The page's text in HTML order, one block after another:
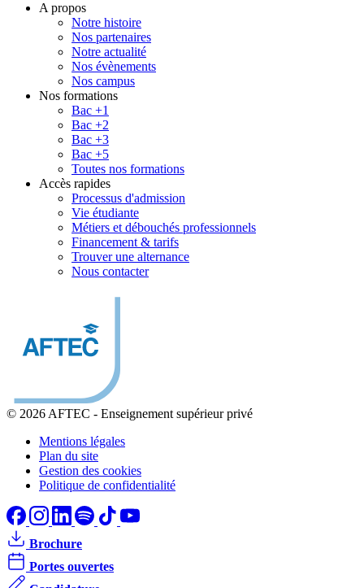
A propos
Notre histoire
Nos partenaires
Notre actualité
Nos évènements
Nos campus
Nos formations
Bac +1
Bac +2
Bac +3
Bac +5
Toutes nos formations
Accès rapides
Processus d'admission
Vie étudiante
Métiers et débouchés professionnels
Financement & tarifs
Trouver une alternance
Nous contacter
© 2026 AFTEC - Enseignement supérieur privé
Mentions légales
Plan du site
Gestion des cookies
Politique de confidentialité
Brochure
Portes ouvertes